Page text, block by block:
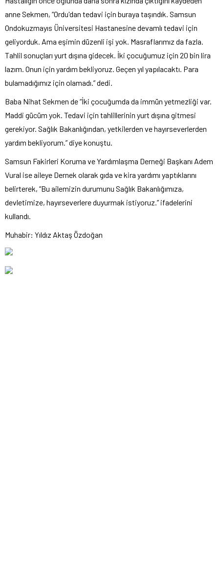
anne Sekmen, “Ordu'dan tedavi için buraya taşındık. Samsun
Ondokuzmayıs Üniversitesi Hastanesine devamlı tedavi için
geliyorduk. Ama eşimin düzenli işi yok. Masraflarımız da fazla.
Tahlil sonuçları yurt dışına gidecek. İki çocuğumuz için 20 bin lira
lazım. Onun için yardım bekliyoruz. Geçen yıl yapılacaktı. Para
bulamadığımız için olamadı.” dedi.
Baba Nihat Sekmen de “İki çocuğumda da immün yetmezliği var.
Maddi gücüm yok. Tedavi için tahlillerinin yurt dışına gitmesi
gerekiyor. Sağlık Bakanlığından, yetkilerden ve hayırseverlerden
yardım bekliyorum.” diye konuştu.
Samsun Fakirleri Koruma ve Yardımlaşma Derneği Başkanı Adem
Vural ise aileye Dernek olarak gıda ve kira yardımı yaptıklarını
belirterek, “Bu ailemizin durumunu Sağlık Bakanlığımıza,
devletimize, hayırseverlere duyurmak istiyoruz.” ifadelerini
kullandı.
Muhabir: Yıldız Aktaş Özdoğan